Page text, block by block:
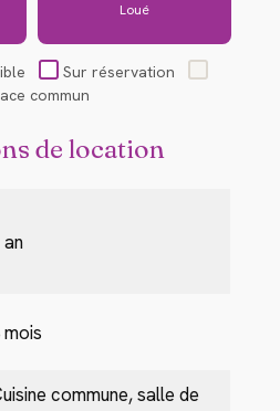
Loué
Sur réservation
commun
de location
an
mois
commune, salle de